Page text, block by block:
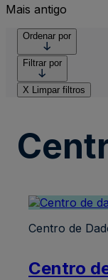
Mais antigo
Ordenar por
Filtrar por
X Limpar filtros
Centro de
Centro